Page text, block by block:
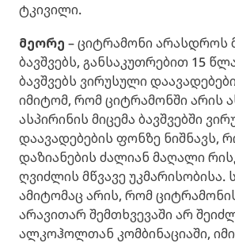
ტკივილი.
მეორე – ციტრამონი არასდროს
ბავშვებს, განსაკუთრებით 15
ბავშვებს ვირუსული
იმიტომ, რომ ციტრამონში არის
ასპირინის მიცემა ბავშვებში
დაავადებების ფონზე ნიშნავს,
დაზიანების ძალიან მაღალი
ღვიძლის მწვავე უკმარისობისა.
ამიტომაც არის, რომ
არავითარ შემთხვევაში არ
ალკოჰოლთან კომბინაციაში,